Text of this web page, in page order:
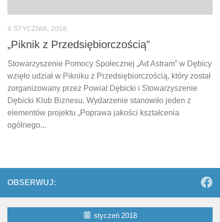
4 STYCZNIA, 2018
„Piknik z Przedsiębiorczością”
Stowarzyszenie Pomocy Społecznej „Ad Astram” w Dębicy
wzięło udział w Pikniku z Przedsiębiorczością, który został
zorganizowany przez Powiat Dębicki i Stowarzyszenie
Dębicki Klub Biznesu. Wydarzenie stanowiło jeden z
elementów projektu „Poprawa jakości kształcenia
ogólnego...
OBSERWUJ:
styczeń 2018